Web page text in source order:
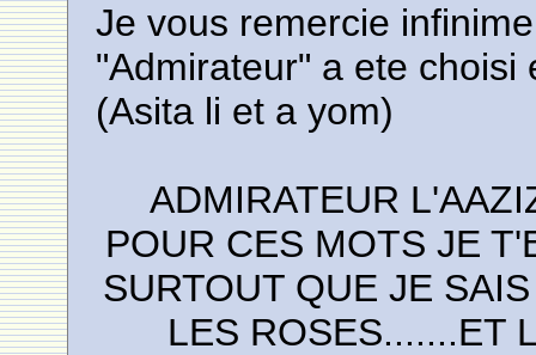
Je vous remercie
"Admirateur" a ete choisi
(Asita li et a yom)
ADMIRATEUR
POUR CES MOTS JE
SURTOUT QUE JE
LES ROSES.......ET